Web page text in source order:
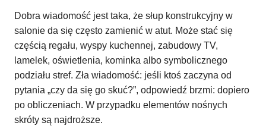
Dobra wiadomość jest taka, że słup konstrukcyjny w
salonie da się często zamienić w atut. Może stać się
częścią regału, wyspy kuchennej, zabudowy TV,
lamelek, oświetlenia, kominka albo symbolicznego
podziału stref. Zła wiadomość: jeśli ktoś zaczyna od
pytania „czy da się go skuć?”, odpowiedź brzmi: dopiero
po obliczeniach. W przypadku elementów nośnych
skróty są najdroższe.